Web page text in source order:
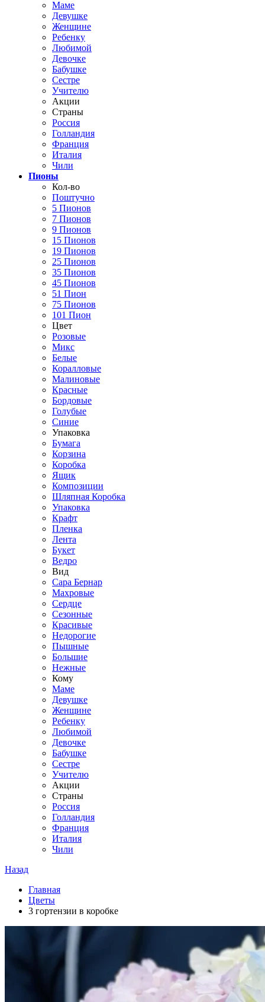
Маме
Девушке
Женщине
Ребенку
Любимой
Девочке
Бабушке
Сестре
Учителю
Акции
Страны
Россия
Голландия
Франция
Италия
Чили
Пионы
Кол-во
Поштучно
5 Пионов
7 Пионов
9 Пионов
15 Пионов
19 Пионов
25 Пионов
35 Пионов
45 Пионов
51 Пион
75 Пионов
101 Пион
Цвет
Розовые
Микс
Белые
Коралловые
Малиновые
Красные
Бордовые
Голубые
Синие
Упаковка
Бумага
Корзина
Коробка
Ящик
Композиции
Шляпная Коробка
Упаковка
Крафт
Пленка
Лента
Букет
Ведро
Вид
Сара Бернар
Махровые
Сердце
Сезонные
Красивые
Недорогие
Пышные
Большие
Нежные
Кому
Маме
Девушке
Женщине
Ребенку
Любимой
Девочке
Бабушке
Сестре
Учителю
Акции
Страны
Россия
Голландия
Франция
Италия
Чили
Назад
Главная
Цветы
3 гортензии в коробке